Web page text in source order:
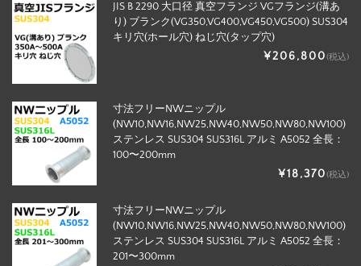
JIS B 2290 大口径 真空フランジ VGフランジ(溝あ
り) ブランク(VG350,VG400,VG450,VG500) SUS304
キリ穴(ホール穴) ねじ穴(タップ穴)
¥206,800(税込)
寸法フリーNWニップル
(NW10,NW16,NW25,NW40,NW50,NW80,NW100)
ステンレス SUS304 SUS316L アルミ A5052 全長：
100〜200mm
¥18,370(税込)
寸法フリーNWニップル
(NW10,NW16,NW25,NW40,NW50,NW80,NW100)
ステンレス SUS304 SUS316L アルミ A5052 全長：
201〜300mm